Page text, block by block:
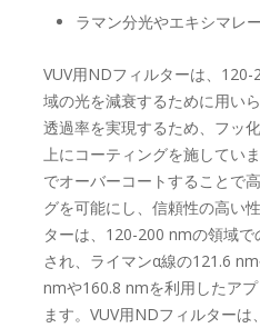
ラマン分光やエキシマレ
VUV用NDフィルターは、
域の光を減衰するために用い
透過率を実現するため、フッ
上にコーティングを施してい
でオーバーコートすることで
グを可能にし、信頼性の高い
ターは、120-200 nmの領域
され、ライマンα線の121.6
nmや160.8 nmを利用したア
ます。VUV用NDフィルター